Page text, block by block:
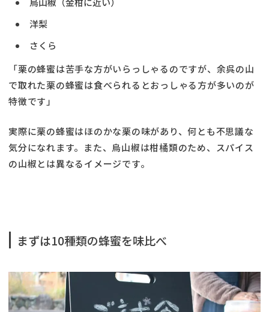
洋梨
さくら
「栗の蜂蜜は苦手な方がいらっしゃるのですが、余呉の山
で取れた栗の蜂蜜は食べられるとおっしゃる方が多いのが
特徴です」
実際に栗の蜂蜜はほのかな栗の味があり、何とも不思議な
気分になれます。また、烏山椒は柑橘類のため、スパイス
の山椒とは異なるイメージです。
まずは10種類の蜂蜜を味比べ